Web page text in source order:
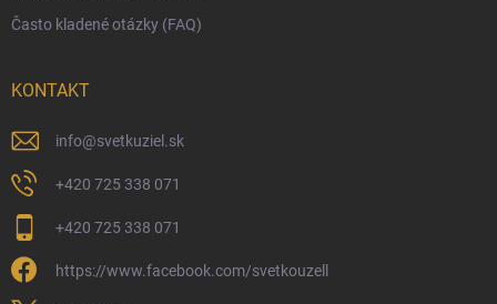
Často kladené otázky (FAQ)
KONTAKT
info@svetkuziel.sk
+420 725 338 071
+420 725 338 071
https://www.facebook.com/svetkouzell